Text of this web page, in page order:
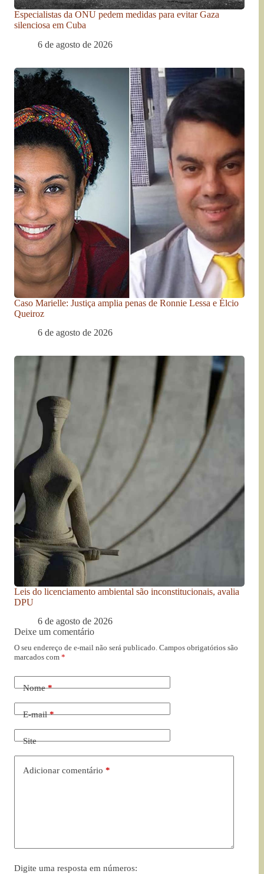
Especialistas da ONU pedem medidas para evitar Gaza
silenciosa em Cuba
6 de agosto de 2026
Caso Marielle: Justiça amplia penas de Ronnie Lessa e Élcio
Queiroz
6 de agosto de 2026
Leis do licenciamento ambiental são inconstitucionais, avalia
DPU
6 de agosto de 2026
Deixe um comentário
O seu endereço de e-mail não será publicado. Campos obrigatórios são
marcados com *
Nome*
E-mail*
Site
Adicionar comentário *
Digite uma resposta em números: